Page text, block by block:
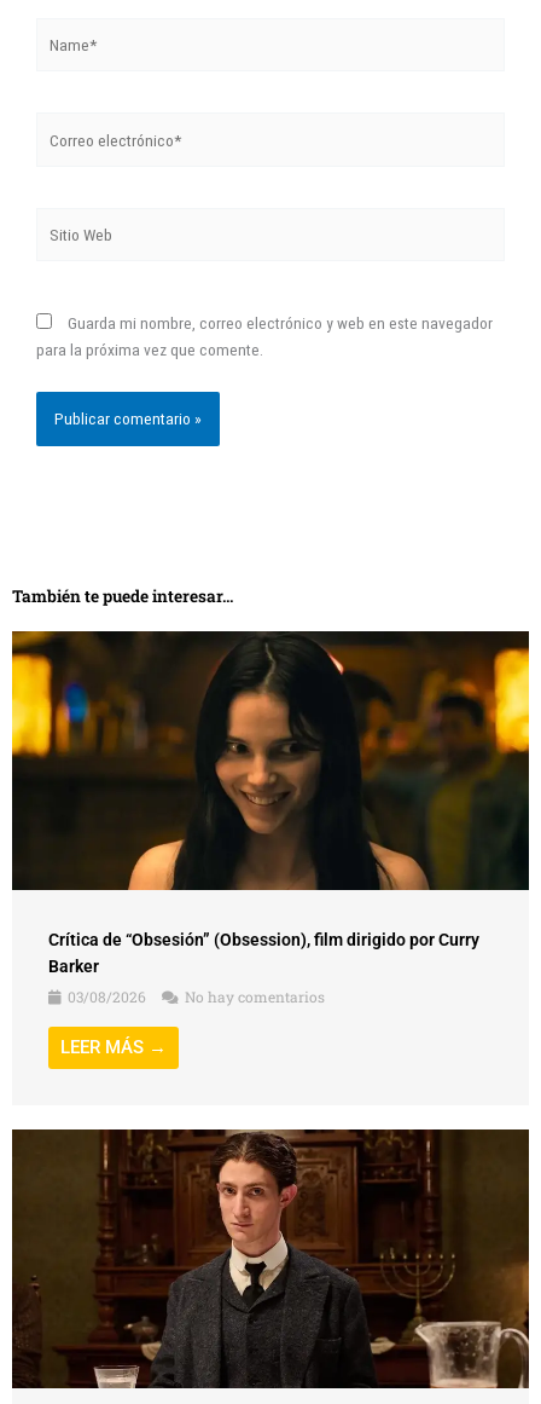
electrónico*
Web
Guarda mi nombre, correo electrónico y web en este navegador
para la próxima vez que comente.
También te puede interesar...
Crítica de “Obsesión” (Obsession), film dirigido por Curry
Barker
03/08/2026
No hay comentarios
LEER MÁS →